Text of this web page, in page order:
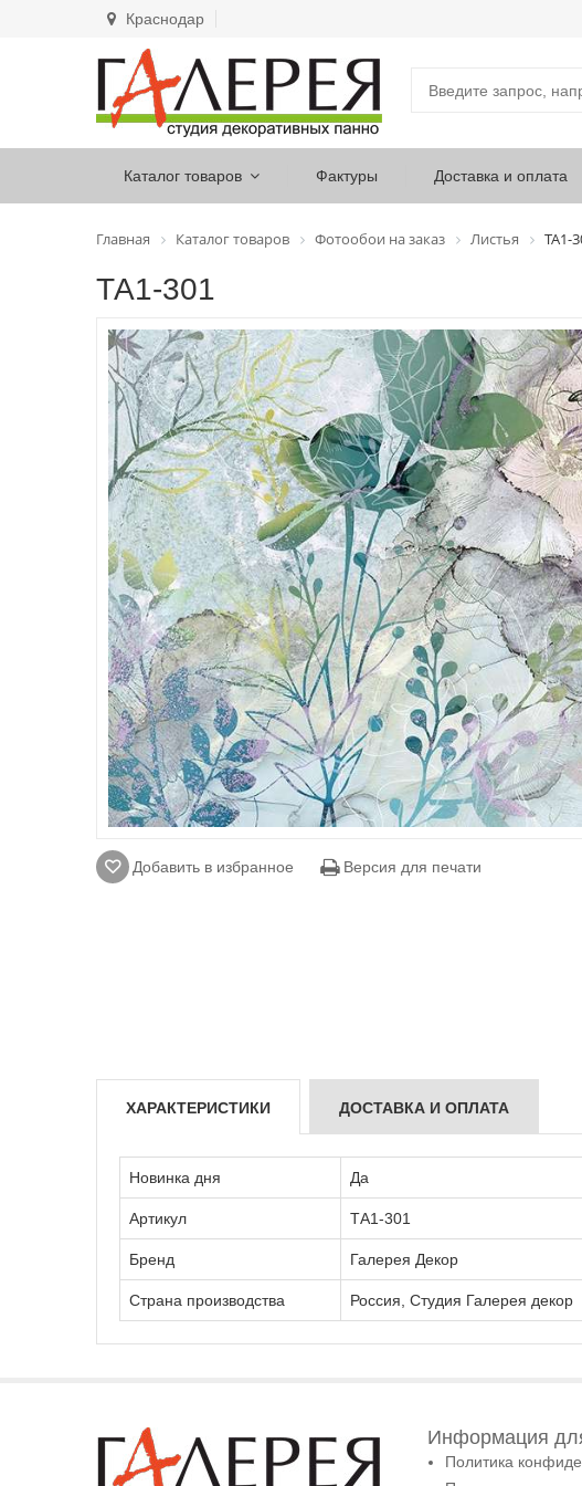
Краснодар
Каталог товаров Фактуры Доставка и оплата
Главная Каталог товаров Фотообои на заказ Листья ТА1-
ТА1-301
Добавить в избранное Версия для печати
ХАРАКТЕРИСТИКИ ДОСТАВКА И ОПЛАТА
Новинка дня Да
Артикул ТА1-301
Бренд Галерея Декор
Страна производства Россия, Студия Галерея декор
Информация
Политика